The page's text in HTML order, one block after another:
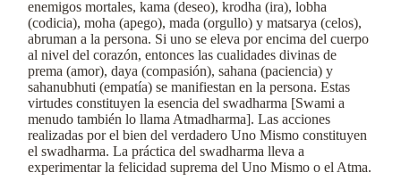
enemigos mortales, kama (deseo), krodha (ira), lobha
(codicia), moha (apego), mada (orgullo) y matsarya (celos),
abruman a la persona. Si uno se eleva por encima del cuerpo
al nivel del corazón, entonces las cualidades divinas de
prema (amor), daya (compasión), sahana (paciencia) y
sahanubhuti (empatía) se manifiestan en la persona. Estas
virtudes constituyen la esencia del swadharma [Swami a
menudo también lo llama Atmadharma]. Las acciones
realizadas por el bien del verdadero Uno Mismo constituyen
el swadharma. La práctica del swadharma lleva a
experimentar la felicidad suprema del Uno Mismo o el Atma.